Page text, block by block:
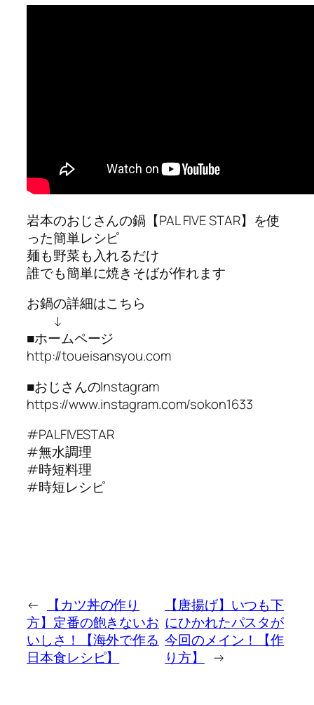
岩本のおじさんの鍋【PAL FIVE STAR】を使
った簡単レシピ
麺も野菜も入れるだけ
誰でも簡単に焼きそばが作れます
お鍋の詳細はこちら
↓
■ホームページ
http://toueisansyou.com
■おじさんのInstagram
https://www.instagram.com/sokon1633
#PALFIVESTAR
#無水調理
#時短料理
#時短レシピ
←
【カツ丼の作り
方】定番の飽きないお
いしさ！【海外で作る
日本食レシピ】
【唐揚げ】いつも下
にひかれたパスタが
今回のメイン！【作
り方】
→